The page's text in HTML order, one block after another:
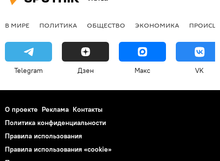
В МИРЕ ПОЛИТИКА ОБЩЕСТВО ЭКОНОМИКА
Telegram Дзен Макс VK
О проекте Реклама Контакты
Политика конфиденциальности
Правила использования
Правила использования «cookie»